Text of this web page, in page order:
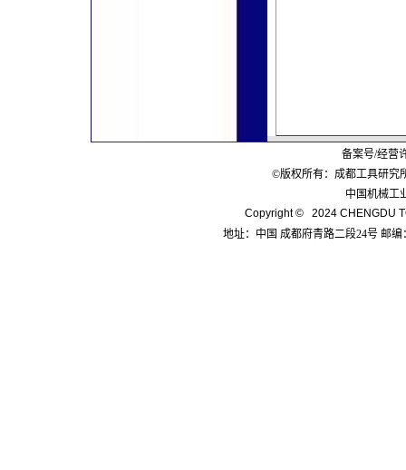
备案号/经营
©版权所有：成都工具研究
中国机械工
Copyright © 2024 CHENGDU
地址：中国 成都府青路二段24号 邮编